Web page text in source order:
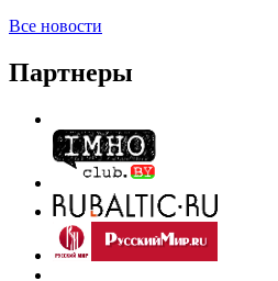
Все новости
Партнеры